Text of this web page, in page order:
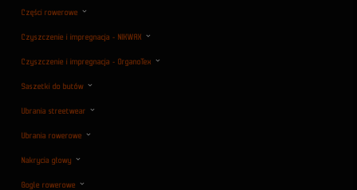
Części rowerowe
Czyszczenie i impregnacja - NIKWAX
Czyszczenie i impregnacja - OrganoTex
Saszetki do butów
Ubrania streetwear
Ubrania rowerowe
Nakrycia głowy
Gogle rowerowe